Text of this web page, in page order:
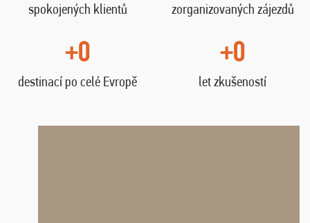
spokojených klientů zorganizovaných zájezdů
+0
destinací po celé Evropě
+0
let zkušeností